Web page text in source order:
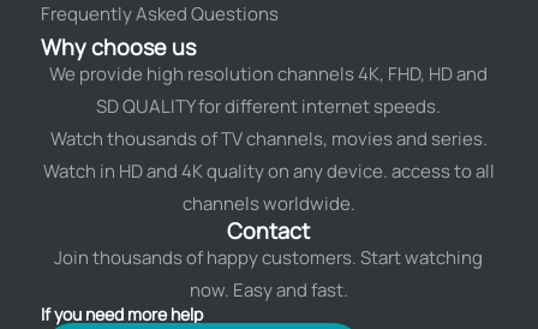
Frequently Asked Questions
Why choose us
We provide high resolution channels 4K, FHD, HD and
SD QUALITY for different internet speeds.
Watch thousands of TV channels, movies and series.
Watch in HD and 4K quality on any device. access to all
channels worldwide.
Contact
Join thousands of happy customers. Start watching
now. Easy and fast.
If you need more help